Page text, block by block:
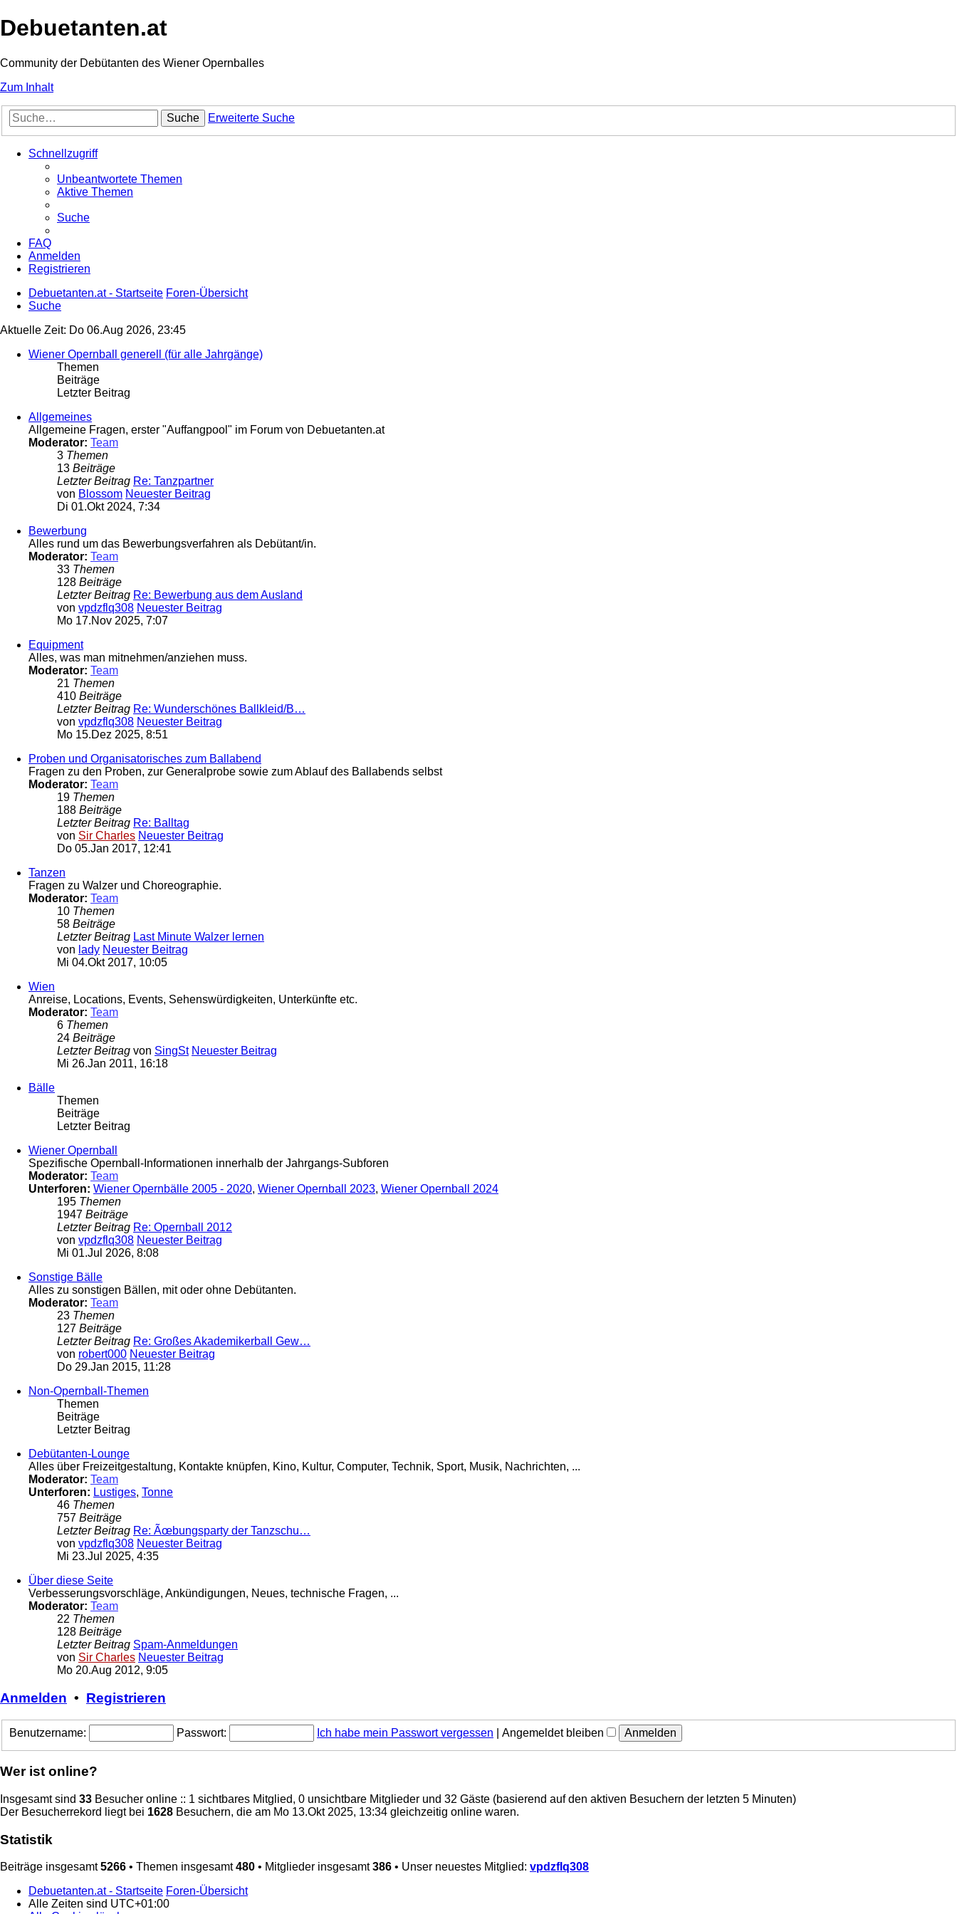
Debuetanten.at
Community der Debütanten des Wiener Opernballes
Zum Inhalt
Suche Erweiterte Suche
Schnellzugriff
Unbeantwortete Themen
Aktive Themen
Suche
FAQ
Anmelden
Registrieren
Debuetanten.at - Startseite Foren-Übersicht
Suche
Aktuelle Zeit: Do 06.Aug 2026, 23:45
Wiener Opernball generell (für alle Jahrgänge)
Themen
Beiträge
Letzter Beitrag
Allgemeines
Allgemeine Fragen, erster "Auffangpool" im Forum von Debuetanten.at
Moderator: Team
3 Themen
13 Beiträge
Letzter Beitrag Re: Tanzpartner
von Blossom Neuester Beitrag
Di 01.Okt 2024, 7:34
Bewerbung
Alles rund um das Bewerbungsverfahren als Debütant/in.
Moderator: Team
33 Themen
128 Beiträge
Letzter Beitrag Re: Bewerbung aus dem Ausland
von vpdzflq308 Neuester Beitrag
Mo 17.Nov 2025, 7:07
Equipment
Alles, was man mitnehmen/anziehen muss.
Moderator: Team
21 Themen
410 Beiträge
Letzter Beitrag Re: Wunderschönes Ballkleid/B…
von vpdzflq308 Neuester Beitrag
Mo 15.Dez 2025, 8:51
Proben und Organisatorisches zum Ballabend
Fragen zu den Proben, zur Generalprobe sowie zum Ablauf des Ballabends selbst
Moderator: Team
19 Themen
188 Beiträge
Letzter Beitrag Re: Balltag
von Sir Charles Neuester Beitrag
Do 05.Jan 2017, 12:41
Tanzen
Fragen zu Walzer und Choreographie.
Moderator: Team
10 Themen
58 Beiträge
Letzter Beitrag Last Minute Walzer lernen
von lady Neuester Beitrag
Mi 04.Okt 2017, 10:05
Wien
Anreise, Locations, Events, Sehenswürdigkeiten, Unterkünfte etc.
Moderator: Team
6 Themen
24 Beiträge
Letzter Beitrag von SingSt Neuester Beitrag
Mi 26.Jan 2011, 16:18
Bälle
Themen
Beiträge
Letzter Beitrag
Wiener Opernball
Spezifische Opernball-Informationen innerhalb der Jahrgangs-Subforen
Moderator: Team
Unterforen: Wiener Opernbälle 2005 - 2020, Wiener Opernball 2023, Wiener Opernball 2024
195 Themen
1947 Beiträge
Letzter Beitrag Re: Opernball 2012
von vpdzflq308 Neuester Beitrag
Mi 01.Jul 2026, 8:08
Sonstige Bälle
Alles zu sonstigen Bällen, mit oder ohne Debütanten.
Moderator: Team
23 Themen
127 Beiträge
Letzter Beitrag Re: Großes Akademikerball Gew…
von robert000 Neuester Beitrag
Do 29.Jan 2015, 11:28
Non-Opernball-Themen
Themen
Beiträge
Letzter Beitrag
Debütanten-Lounge
Alles über Freizeitgestaltung, Kontakte knüpfen, Kino, Kultur, Computer, Technik, Sport, Musik, Nachrichten, ...
Moderator: Team
Unterforen: Lustiges, Tonne
46 Themen
757 Beiträge
Letzter Beitrag Re: Ãœbungsparty der Tanzschu…
von vpdzflq308 Neuester Beitrag
Mi 23.Jul 2025, 4:35
Über diese Seite
Verbesserungsvorschläge, Ankündigungen, Neues, technische Fragen, ...
Moderator: Team
22 Themen
128 Beiträge
Letzter Beitrag Spam-Anmeldungen
von Sir Charles Neuester Beitrag
Mo 20.Aug 2012, 9:05
Anmelden • Registrieren
Benutzername: Passwort: Ich habe mein Passwort vergessen Angemeldet bleiben
Wer ist online?
Insgesamt sind 33 Besucher online :: 1 sichtbares Mitglied, 0 unsichtbare Mitglieder und 32 Gäste (basierend auf den aktiven Besuchern der letzten 5 Minuten)
Der Besucherrekord liegt bei 1628 Besuchern, die am Mo 13.Okt 2025, 13:34 gleichzeitig online waren.
Statistik
Beiträge insgesamt5266 • Themen insgesamt480 • Mitglieder insgesamt386 • Unser neuestes Mitglied: vpdzflq308
Debuetanten.at - Startseite Foren-Übersicht
Alle Zeiten sind UTC+01:00